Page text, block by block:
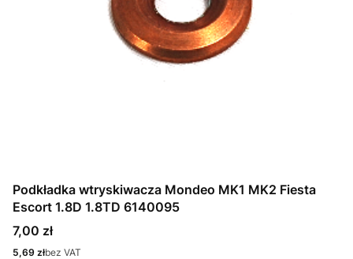
Podkładka wtryskiwacza Mondeo MK1 MK2 Fiesta
Escort 1.8D 1.8TD 6140095
Cena
7,00 zł
Cena
5,69 złbez VAT